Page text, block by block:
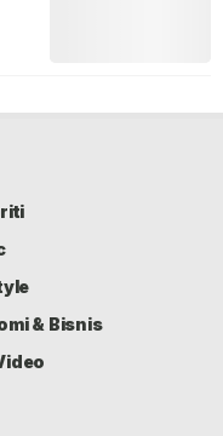
& Bisnis